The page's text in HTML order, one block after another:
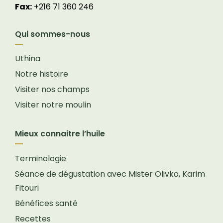
Fax: +216 71 360 246
Qui sommes-nous
Uthina
Notre histoire
Visiter nos champs
Visiter notre moulin
Mieux connaitre l’huile
Terminologie
Séance de dégustation avec Mister Olivko, Karim
Fitouri
Bénéfices santé
Recettes